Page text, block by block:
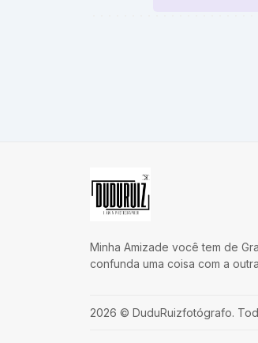
Minha Amizade você tem de
confunda uma coisa com a
2026 © DuduRuizfotógrafo.